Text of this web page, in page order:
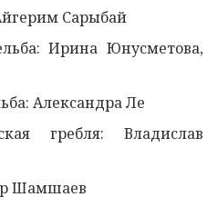
Сарыбай
Ирина Юнусметова,
Александра Ле
гребля: Владислав
Шамшаев